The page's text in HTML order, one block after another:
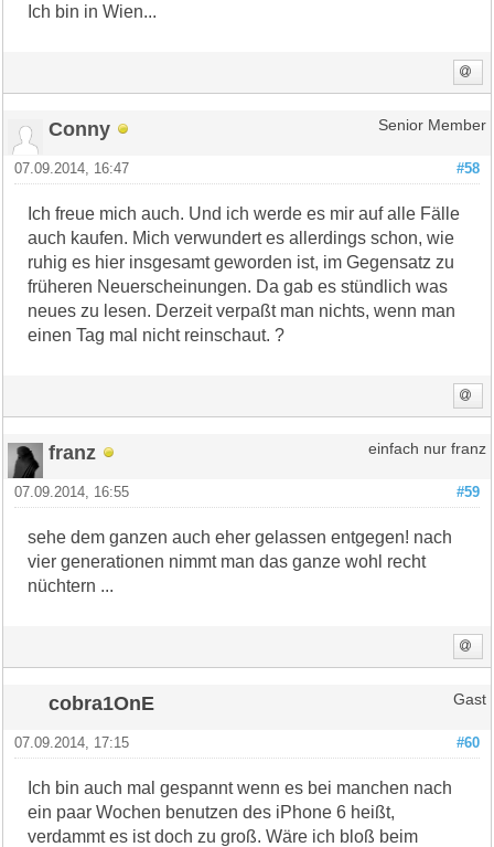
Ich bin in Wien...
Conny Senior Member
#58
07.09.2014, 16:47
Ich freue mich auch. Und ich werde es mir auf alle Fälle
auch kaufen. Mich verwundert es allerdings schon, wie
ruhig es hier insgesamt geworden ist, im Gegensatz zu
früheren Neuerscheinungen. Da gab es stündlich was
neues zu lesen. Derzeit verpaßt man nichts, wenn man
einen Tag mal nicht reinschaut. ?
franz einfach nur franz
#59
07.09.2014, 16:55
sehe dem ganzen auch eher gelassen entgegen! nach
vier generationen nimmt man das ganze wohl recht
nüchtern ...
cobra1OnE Gast
#60
07.09.2014, 17:15
Ich bin auch mal gespannt wenn es bei manchen nach
ein paar Wochen benutzen des iPhone 6 heißt,
verdammt es ist doch zu groß. Wäre ich bloß beim